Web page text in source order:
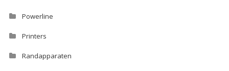
Powerline
Printers
Randapparaten